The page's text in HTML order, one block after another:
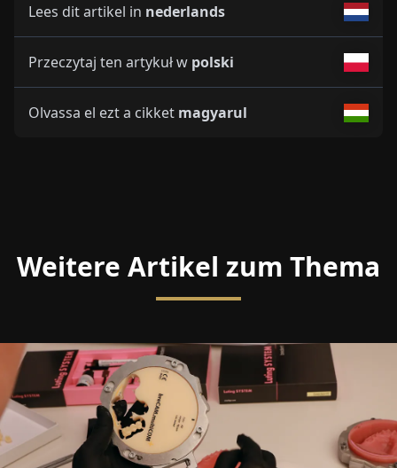
Lees dit artikel in nederlands
Przeczytaj ten artykuł w polski
Olvassa el ezt a cikket magyarul
Weitere Artikel zum Thema